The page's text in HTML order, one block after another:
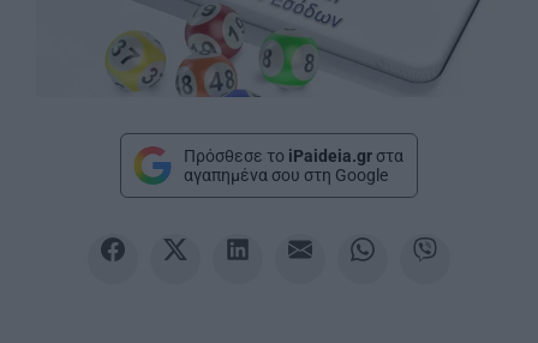
Πρόσθεσε το iPaideia.gr στα
αγαπημένα σου στη Google